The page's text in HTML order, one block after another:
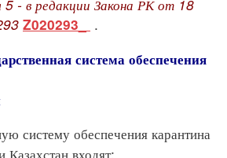
- в редакции Закона РК от 18
Z020293_ .
система обеспечения
систему обеспечения карантина
Казахстан входят: